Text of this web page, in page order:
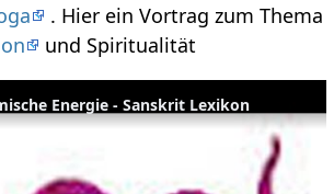
. Hier ein Vortrag zum Thema
und Spiritualität
Energie - Sanskrit Lexikon